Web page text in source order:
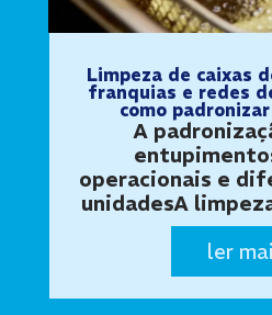
Limpeza de caixas
franquias e redes
como
A
operacionais e
unidadesA
gordura para
de alimentação
procedimento
Restaurantes,
ler